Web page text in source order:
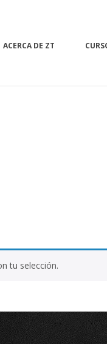
ACERCA DE ZT
tu selección.